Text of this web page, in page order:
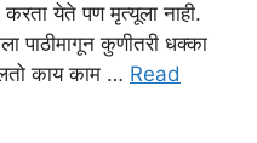
करता येते पण मृत्यूला नाही.
पाठीमागून कुणीतरी धक्का
काय काम … Read